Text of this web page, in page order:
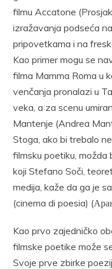
filmu Accatone
izražavanja podseća
pripovetkama i na
Kao primer mogu se
filma Mamma Roma u
venčanja pronalazi u
veka, a za scenu
Mantenje (Andrea
Stoga, ako bi trebalo
filmsku poetiku,
koji Stefano Soči,
medija, kaže da ga je
(cinema di poesia)
Kao prvo zajedničko
filmske poetike može
Svoje prve zbirke